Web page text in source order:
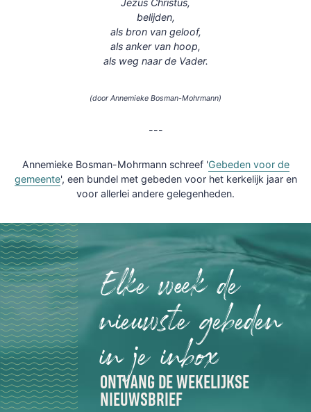
belijden,
als bron van geloof,
als anker van hoop,
als weg naar de Vader.
(door Annemieke Bosman-Mohrmann)
---
Annemieke Bosman-Mohrmann schreef 'Gebeden voor de
gemeente', een bundel met gebeden voor het kerkelijk jaar en
voor allerlei andere gelegenheden.
Elke week de
nieuwste gebeden
in je inbox
ONTVANG DE WEKELIJKSE
NIEUWSBRIEF